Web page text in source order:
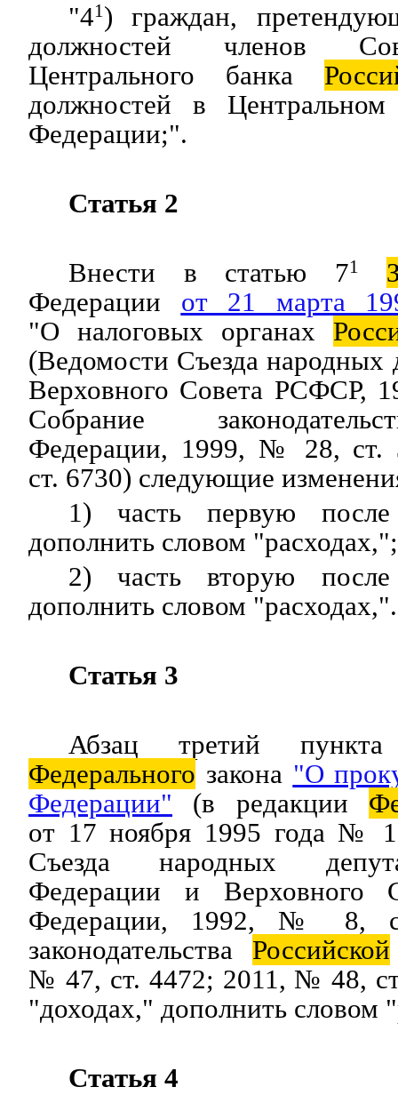
"41 ) граждан,
должностей членов
Центрального банка
должностей в Центральном
Федерации;".
Статья 2
Внести в статью 71
Федерации от 21 марта
"О налоговых органах
(Ведомости Съезда
Верховного Совета РСФСР,
Собрание
Федерации, 1999, № 28,
ст. 6730) следующие
1) часть первую
дополнить словом "расходах,";
2) часть вторую
дополнить словом "расходах,".
Статья 3
Абзац третий
Федерального закона "О
Федерации" (в редакции
от 17 ноября 1995 года №
Съезда народных
Федерации и Верховного
Федерации, 1992, № 8,
законодательства Российской
№ 47, ст. 4472; 2011, № 48,
"доходах," дополнить словом
Статья 4